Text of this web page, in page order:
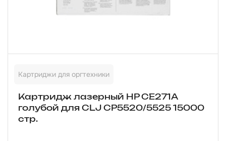
Картриджи для оргтехники
Картридж лазерный HP CE271A
голубой для CLJ CP5520/5525 15000
стр.